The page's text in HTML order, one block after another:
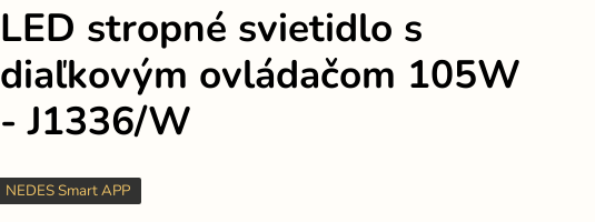
LED stropné svietidlo s
diaľkovým ovládačom 105W
- J1336/W
NEDES Smart APP